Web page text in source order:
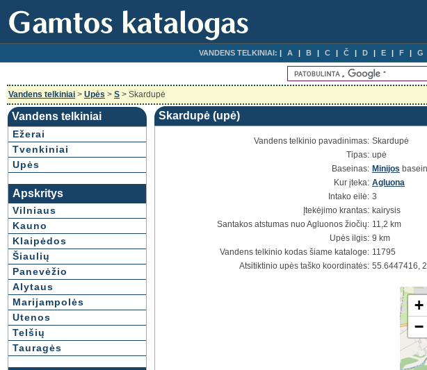
VANDENS TELKINIAI: A B C Č D E F G
Vandens telkiniai > Upės > S > Skardupė
Vandens telkiniai
Ežerai
Tvenkiniai
Upės
Apskritys
Vilniaus
Kauno
Klaipėdos
Šiaulių
Panevėžio
Alytaus
Marijampolės
Utenos
Telšių
Tauragės
Skardupė (upė)
Vandens telkinio pavadinimas: Skardupė
Tipas: upė
Baseinas: Minijos
Kur įteka: Agluona
Intako eilė: 3
Įtekėjimo krantas: kairysis
Santakos atstumas nuo Agluonos žiočių: 11,2 km
Upės ilgis: 9 km
Vandens telkinio kodas šiame kataloge: 11795
Atsitiktinio upės taško koordinatės: 55.6447416,
+
−